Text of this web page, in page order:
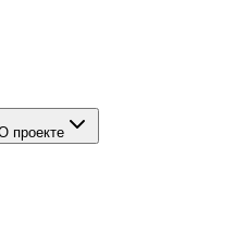
проекте